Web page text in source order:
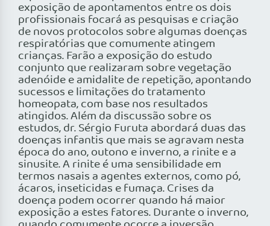
exposição de apontamentos entre os dois
profissionais focará as pesquisas e criação
de novos protocolos sobre algumas doenças
respiratórias que comumente atingem
crianças. Farão a exposição do estudo
conjunto que realizaram sobre vegetação
adenóide e amidalite de repetição, apontando
sucessos e limitações do tratamento
homeopata, com base nos resultados
atingidos. Além da discussão sobre os
estudos, dr. Sérgio Furuta abordará duas das
doenças infantis que mais se agravam nesta
época do ano, outono e inverno, a rinite e a
sinusite. A rinite é uma sensibilidade em
termos nasais a agentes externos, como pó,
ácaros, inseticidas e fumaça. Crises da
doença podem ocorrer quando há maior
exposição a estes fatores. Durante o inverno,